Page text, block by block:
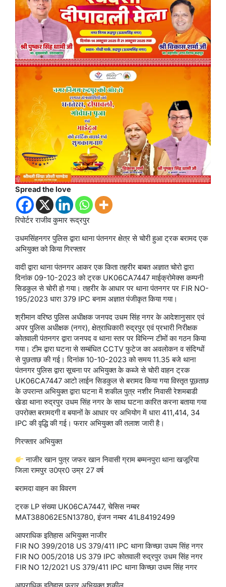
Spread the love
रिपोर्टर राजीव कुमार रूद्रपुर
उधमसिंहनगर पुलिस द्वारा थाना पंतनगर क्षेत्र से चोरी हुआ ट्रक बरामद एक
अभियुक्त को किया गिरफ्तार
वादी द्वारा थाना पंतनगर आकर एक किता तहरीर बाबत अज्ञात चोरो द्वारा
दिनांक 09-10-2023 को ट्रक UK06CA7447 माईक्रोमेक्स कम्पनी
सिडकुल से चोरी हो गया। तहरीर के आधार पर थाना पंतनगर पर FIR NO-
195/2023 धारा 379 IPC बनाम अज्ञात पंजीकृत किया गया।
श्रीमान वरिष्ठ पुलिस अधीक्षक जनपद उधम सिंह नगर के आदेशानुसार एवं
अपर पुलिस अधीक्षक (नगर), क्षेत्राधिकारी रुद्रपुर एवं प्रभारी निरीक्षक
कोतवाली पंतनगर द्वारा जनपद व थाना स्तर पर विभिन्न टीमों का गठन किया
गया। टीम द्वारा घटना से सम्बंधित CCTV फुटेज का अवलोकन व संदिग्धों
से पुछताछ की गई। दिनांक 10-10-2023 को समय 11.35 बजे थाना
पंतनगर पुलिस द्वारा सूचना पर अभियुक्त के कब्जे से चोरी वाहन ट्रक
UK06CA7447 आटो लाईन सिडकुल से बरामद किया गया विस्तृत पूछताछ
के उपरान्त अभियुक्त द्वारा घटना में शकील पुत्र नशीर निवासी रेशमबाडी
खेडा थाना रुद्रपुर उधम सिंह नगर के साथ घटना कारित करना बताया गया
उपरोक्त बरामदगी व बयानों के आधार पर अभियोग में धारा 411,414, 34
IPC की वृद्धि की गई। फरार अभियुक्त की तलाश जारी है।
गिरफ्तार अभियुक्त
नाजीर खान पुत्र जफर खान निवासी ग्राम बम्मनपुरा थाना खजूरिया
जिला रामपुर उ0प्र0 उम्र 27 वर्ष
बरामदा वाहन का विवरण
ट्रक LP संख्या UK06CA7447, चेसिस नम्बर
MAT388062E5N13780, इंजन नम्बर 41L84192499
आपराधिक इतिहास अभियुक्त नाजीर
FIR NO 399/2018 US 379/411 IPC थाना किच्छा उधम सिंह नगर
FIR NO 005/2018 US 379 IPC कोतवाली रुद्रपुर उधम सिंह नगर
FIR NO 12/2021 US 379/411 IPC थाना किच्छा उधम सिंह नगर